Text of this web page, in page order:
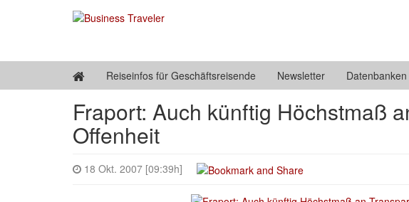
Reiseinfos für Geschäftsreisende Newsletter
Fraport: Auch künftig Höchstmaß
Offenheit
18 Okt. 2007 [09:39h]